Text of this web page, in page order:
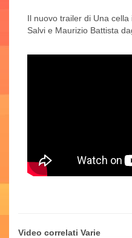
Il nuovo trailer di Una
Salvi e Maurizio Battista
Video correlati Varie